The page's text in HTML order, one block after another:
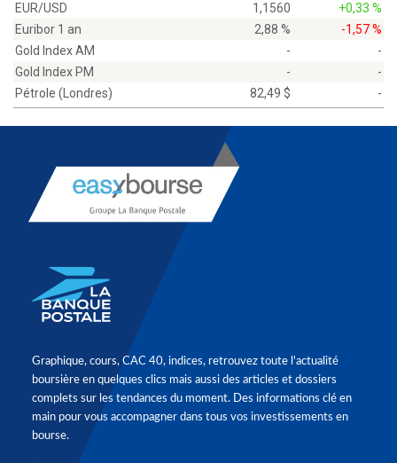
EUR/USD 1,1560
+0,33 %
Euribor 1 an
2,88 %
-1,57 %
Gold Index AM
-
-
Gold Index PM
-
-
Pétrole (Londres)
82,49 $ -
Graphique, cours, CAC 40, indices, retrouvez toute l'actualité
boursière en quelques clics mais aussi des articles et dossiers
complets sur les tendances du moment. Des informations clé en
main pour vous accompagner dans tous vos investissements en
bourse.